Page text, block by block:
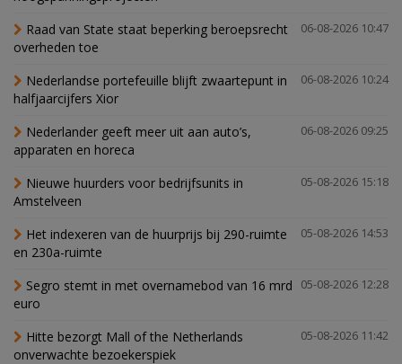
06-08-2026 10:47
Raad van State staat beperking beroepsrecht
overheden toe
06-08-2026 10:24
Nederlandse portefeuille blijft zwaartepunt in
halfjaarcijfers Xior
06-08-2026 09:25
Nederlander geeft meer uit aan auto’s,
apparaten en horeca
05-08-2026 15:18
Nieuwe huurders voor bedrijfsunits in
Amstelveen
05-08-2026 14:53
Het indexeren van de huurprijs bij 290-ruimte
en 230a-ruimte
05-08-2026 12:28
Segro stemt in met overnamebod van 16 mrd
euro
05-08-2026 11:42
Hitte bezorgt Mall of the Netherlands
onverwachte bezoekerspiek